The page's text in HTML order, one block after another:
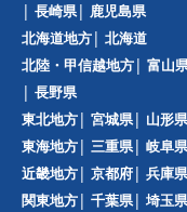
長崎県
鹿児島県
北海道地方
北海道
北陸・甲信越地方
富山
長野県
東北地方
宮城県 山形
東海地方
三重県 岐阜
近畿地方
京都府 兵庫
関東地方
千葉県 埼玉